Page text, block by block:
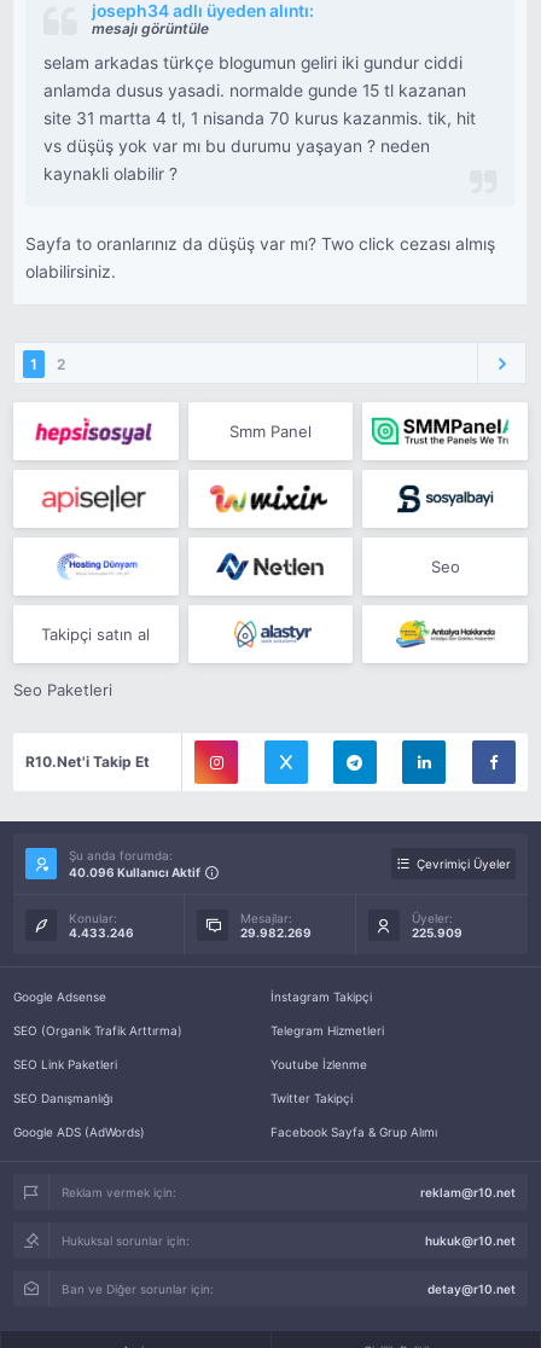
joseph34 adlı üyeden alıntı:
mesajı görüntüle
selam arkadas türkçe blogumun geliri iki gundur ciddi
anlamda dusus yasadi. normalde gunde 15 tl kazanan
site 31 martta 4 tl, 1 nisanda 70 kurus kazanmis. tik, hit
vs düşüş yok var mı bu durumu yaşayan ? neden
kaynakli olabilir ?
Sayfa to oranlarınız da düşüş var mı? Two click cezası almış
olabilirsiniz.
1 2
Smm Panel
Seo
Takipçi satın al
Seo Paketleri
R10.Net'i Takip Et
Şu anda forumda:
40.096 Kullanıcı Aktif
Çevrimiçi Üyeler
Konular:
4.433.246
Mesajlar:
29.982.269
Üyeler:
225.909
Google Adsense
SEO (Organik Trafik Arttırma)
SEO Link Paketleri
SEO Danışmanlığı
Google ADS (AdWords)
İnstagram Takipçi
Telegram Hizmetleri
Youtube İzlenme
Twitter Takipçi
Facebook Sayfa & Grup Alımı
Reklam vermek için: reklam@r10.net
Hukuksal sorunlar için: hukuk@r10.net
Ban ve Diğer sorunlar için: detay@r10.net